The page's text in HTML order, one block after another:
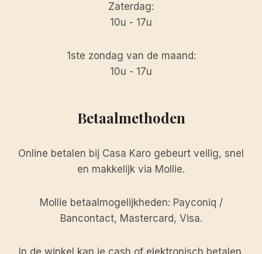
Zaterdag:
10u - 17u
1ste zondag van de maand:
10u - 17u
Betaalmethoden
Online betalen bij Casa Karo gebeurt veilig, snel
en makkelijk via Mollie.
Mollie betaalmogelijkheden: Payconiq /
Bancontact, Mastercard, Visa.